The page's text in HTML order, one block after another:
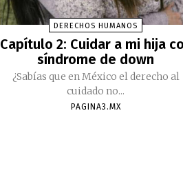
DERECHOS HUMANOS
Capítulo 2: Cuidar a mi hija
síndrome de down
¿Sabías que en México el derecho al
cuidado no...
PAGINA3.MX